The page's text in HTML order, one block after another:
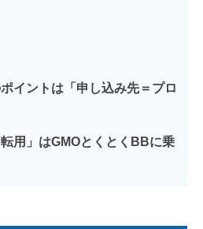
イントは「申し込み先＝プロ
転用」はGMOとくとくBBに乗